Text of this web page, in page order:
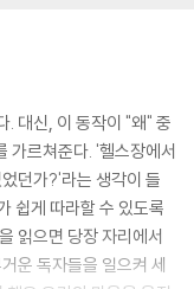
지 운동 | 152
이후 다양한 움직임
제에만 있는 것이 아니
유다. 구조의 문제가 아
에, 기능적 접근이 필수
. 대신, 이 동작이 "왜" 중
가르쳐준다. '헬스장에서
던가?'라는 생각이 들
쉽게 따라할 수 있도록
읽으면 당장 자리에서
운 독자들을 일으켜 세